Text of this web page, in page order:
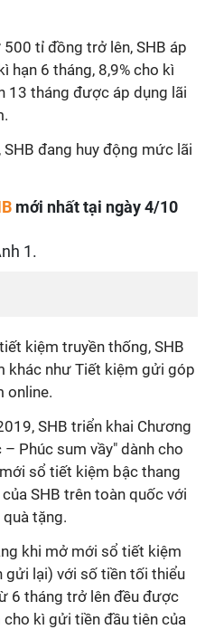
tỉ đồng trở lên, SHB áp
hạn 6 tháng, 8,9% cho kì
13 tháng được áp dụng lãi
đang huy động mức lãi
mới nhất tại ngày 4/10
kiệm truyền thống, SHB
khác như Tiết kiệm gửi góp
online.
SHB triển khai Chương
Phúc sum vầy" dành cho
sổ tiết kiệm bậc thang
SHB trên toàn quốc với
tặng.
khi mở mới sổ tiết kiệm
gửi lại) với số tiền tối thiểu
6 tháng trở lên đều được
kì gửi tiền đầu tiên của